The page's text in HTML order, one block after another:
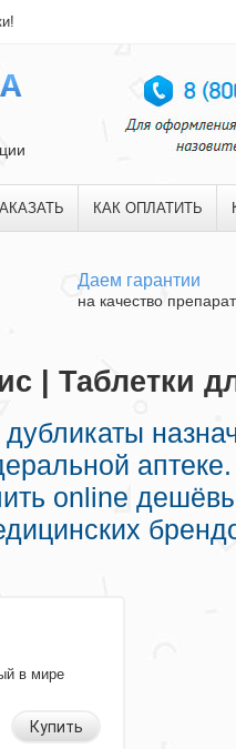
КАК ОПЛАТИТЬ
Даем гарантии
на качество
| Таблетки
online
в мире
Купить